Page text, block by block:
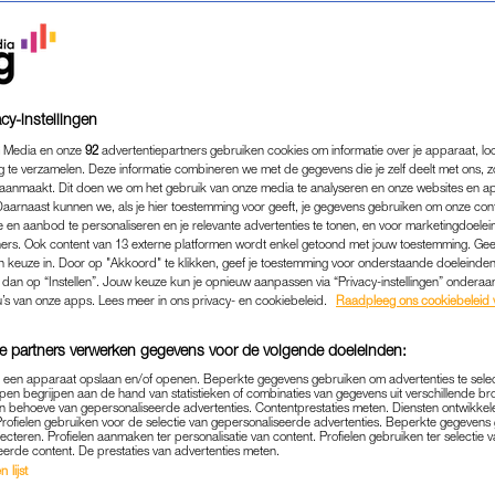
AF TOEN ZE STOPTE
PERSOONLIJK LINDA.
20-10-2020 | SOPHIE JANSEN
zich van jongs af aan te dik. Ze probeerde elk
daarmee te stoppen.
bezig met haar gewicht. “Ik vijf toen ik me voor het
instellingen
en onze 92 advertentiepartners gebruiken cookies om informatie over je apparaat,
te verzamelen. Deze informatie combineren we met de gegevens die je zelf deelt met ons,
Dit doen we om het gebruik van onze media te analyseren en onze websites en
kunnen we, als je hier toestemming voor geeft, je gegevens gebruiken om onze
en aanbod te personaliseren en je relevante advertenties te tonen, en voor
Ook content van 13 externe platformen wordt enkel getoond met jouw toestemming.
keuze in. Door op "Akkoord" te klikken, geef je toestemming voor onderstaande
op “Instellen”. Jouw keuze kun je opnieuw aanpassen via “Privacy-instellingen”
van onze apps. Lees meer in ons privacy- en cookiebeleid.
Raadpleeg ons cookiebeleid
partners verwerken gegevens voor de volgende doeleinden:
apparaat opslaan en/of openen. Beperkte gegevens gebruiken om advertenties te
begrijpen aan de hand van statistieken of combinaties van gegevens uit verschillende
behoeve van gepersonaliseerde advertenties. Contentprestaties meten. Diensten
gebruiken voor de selectie van gepersonaliseerde advertenties. Beperkte
Profielen aanmaken ter personalisatie van content. Profielen gebruiken ter selectie
content. De prestaties van advertenties meten.
lijst